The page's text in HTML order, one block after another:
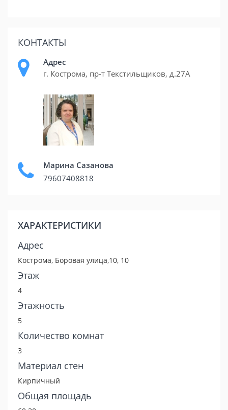
КОНТАКТЫ
Адрес
г. Кострома, пр-т Текстильщиков, д.27А
Марина Сазанова
79607408818
ХАРАКТЕРИСТИКИ
Адрес
Кострома, Боровая улица,10, 10
Этаж
4
Этажность
5
Количество комнат
3
Материал стен
Кирпичный
Общая площадь